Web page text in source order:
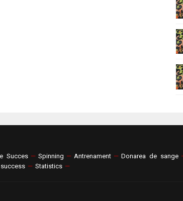
Succes — Spinning — Antrenament — Donarea de sange
— Statistics —